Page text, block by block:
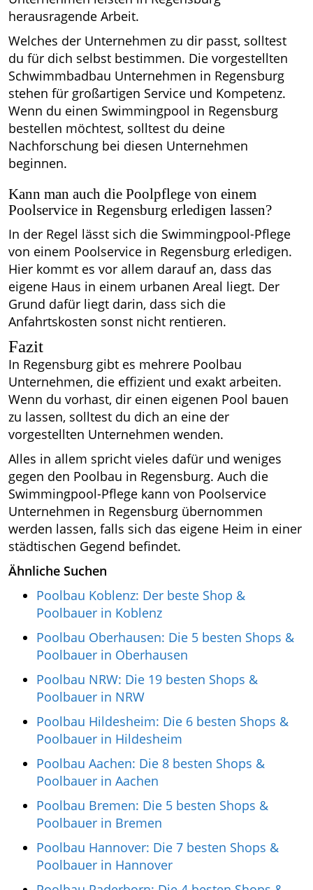
herausragende Arbeit.
Welches der Unternehmen zu dir passt, solltest
du für dich selbst bestimmen. Die vorgestellten
Schwimmbadbau Unternehmen in Regensburg
stehen für großartigen Service und Kompetenz.
Wenn du einen Swimmingpool in Regensburg
bestellen möchtest, solltest du deine
Nachforschung bei diesen Unternehmen
beginnen.
Kann man auch die Poolpflege von einem
Poolservice in Regensburg erledigen lassen?
In der Regel lässt sich die Swimmingpool-Pflege
von einem Poolservice in Regensburg erledigen.
Hier kommt es vor allem darauf an, dass das
eigene Haus in einem urbanen Areal liegt. Der
Grund dafür liegt darin, dass sich die
Anfahrtskosten sonst nicht rentieren.
Fazit
In Regensburg gibt es mehrere Poolbau
Unternehmen, die effizient und exakt arbeiten.
Wenn du vorhast, dir einen eigenen Pool bauen
zu lassen, solltest du dich an eine der
vorgestellten Unternehmen wenden.
Alles in allem spricht vieles dafür und weniges
gegen den Poolbau in Regensburg. Auch die
Swimmingpool-Pflege kann von Poolservice
Unternehmen in Regensburg übernommen
werden lassen, falls sich das eigene Heim in einer
städtischen Gegend befindet.
Ähnliche Suchen
Poolbau Koblenz: Der beste Shop &
Poolbauer in Koblenz
Poolbau Oberhausen: Die 5 besten Shops &
Poolbauer in Oberhausen
Poolbau NRW: Die 19 besten Shops &
Poolbauer in NRW
Poolbau Hildesheim: Die 6 besten Shops &
Poolbauer in Hildesheim
Poolbau Aachen: Die 8 besten Shops &
Poolbauer in Aachen
Poolbau Bremen: Die 5 besten Shops &
Poolbauer in Bremen
Poolbau Hannover: Die 7 besten Shops &
Poolbauer in Hannover